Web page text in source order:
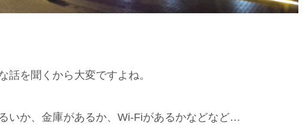
話を聞くから大変ですよね。
いか、金庫があるか、Wi-Fiがあるかなどなど…